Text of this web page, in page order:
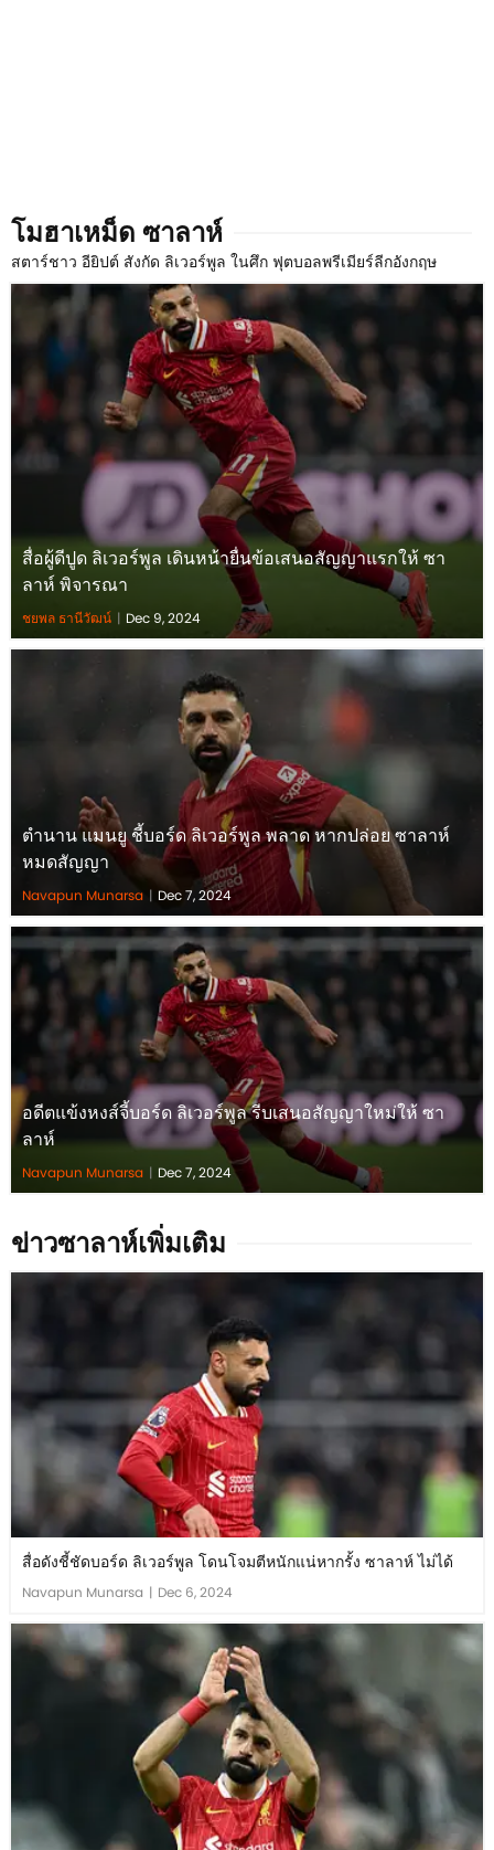
โมฮาเหม็ด ซาลาห์
สตาร์ชาว อียิปต์ สังกัด ลิเวอร์พูล ในศึก ฟุตบอลพรีเมียร์ลีกอังกฤษ
สื่อผู้ดีปูด ลิเวอร์พูล เดินหน้ายื่นข้อเสนอสัญญาแรกให้ ซา
ลาห์ พิจารณา
ชยพล ธานีวัฒน์ | Dec 9, 2024
ตำนาน แมนยู ชี้บอร์ด ลิเวอร์พูล พลาด หากปล่อย ซาลาห์
หมดสัญญา
Navapun Munarsa | Dec 7, 2024
อดีตแข้งหงส์จี้บอร์ด ลิเวอร์พูล รีบเสนอสัญญาใหม่ให้ ซา
ลาห์
Navapun Munarsa | Dec 7, 2024
ข่าวซาลาห์เพิ่มเติม
สื่อดังชี้ชัดบอร์ด ลิเวอร์พูล โดนโจมตีหนักแน่หากรั้ง ซาลาห์ ไม่ได้
Navapun Munarsa | Dec 6, 2024